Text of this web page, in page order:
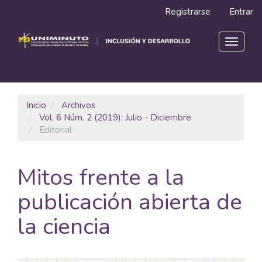
Contenido
principal
Registrarse Entrar
Toggle
Inicio
Archivos
Vol. 6 Núm. 2 (2019): Julio - Diciembre
Editorial
Mitos frente a la
publicación abierta de
la ciencia